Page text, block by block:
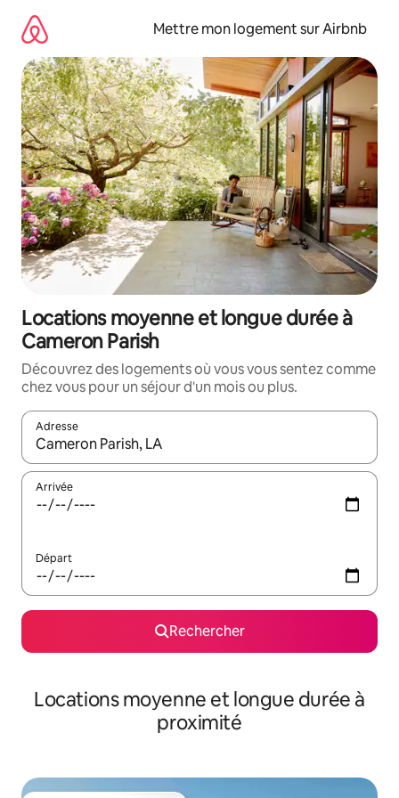
directement
contenu
Mettre mon logement sur Airbnb
Locations moyenne et longue durée à
Cameron Parish
Découvrez des logements où vous vous sentez comme
chez vous pour un séjour d'un mois ou plus.
Adresse
Lorsque les résultats s'affichent, utilisez les flèches vers le
Arrivée
Départ
Rechercher
Locations moyenne et longue durée à
proximité